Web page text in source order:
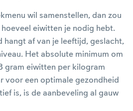
wil samenstellen, dan zou
eiwitten je nodig hebt.
hangt af van je leeftijd, geslacht,
Het absolute minimum om
gram eiwitten per kilogram
voor een optimale gezondheid
is, is de aanbeveling al gauw